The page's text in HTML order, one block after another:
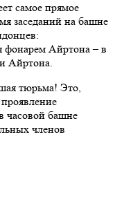
самое прямое
заседаний на башне
фонарем Айртона – в
Айртона.
тюрьма! Это,
часовой башне
членов